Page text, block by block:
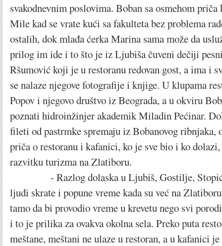
svakodnevnim poslovima. Boban sa osmehom
Mile kad se vrate kući sa fakulteta bez problema
ostalih, dok mlađa ćerka Marina sama može da
prilog im ide i to što je iz Ljubiša čuveni dečiji
Ršumović koji je u restoranu redovan gost, a ima i
se nalaze njegove fotografije i knjige. U klupama
Popov i njegovo društvo iz Beograda, a u okviru
poznati hidroinžinjer akademik Miladin Pećinar.
fileti od pastrmke spremaju iz Bobanovog ribnjaka,
priča o restoranu i kafanici, ko je sve bio i ko
razvitku turizma na Zlatiboru.
- Razlog dolaska u Ljubiš, Gostilje, Stopića
ljudi skrate i popune vreme kada su već na
tamo da bi provodio vreme u krevetu nego svi
i to je prilika za ovakva okolna sela. Preko puta
meštane, meštani ne ulaze u restoran, a u kafanici